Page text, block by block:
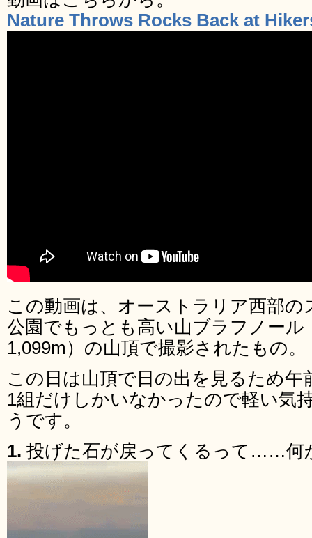
Nature Throws Rocks Back at
この動画は、オーストラリア西部
公園でもっとも高い山ブラフノール
1,099m）の山頂で撮影されたもの。
この日は山頂で日の出を見るため午
1組だけしかいなかったので軽い気
うです。
1. 投げた石が戻ってくるって……何